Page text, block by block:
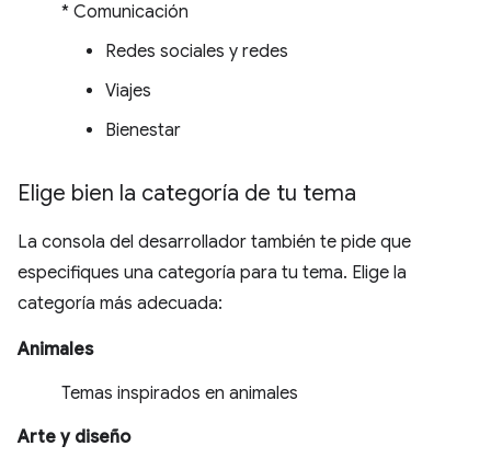
* Comunicación
Redes sociales y redes
Viajes
Bienestar
Elige bien la categoría de tu tema
La consola del desarrollador también te pide que
especifiques una categoría para tu tema. Elige la
categoría más adecuada:
Animales
Temas inspirados en animales
Arte y diseño